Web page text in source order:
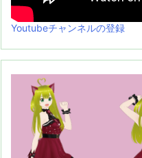
Youtubeチャンネルの登録